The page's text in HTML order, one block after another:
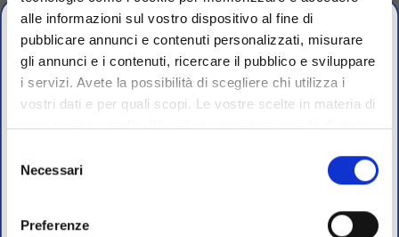
alle informazioni sul vostro dispositivo al fine di
pubblicare annunci e contenuti personalizzati, misurare
gli annunci e i contenuti, ricercare il pubblico e sviluppare
i servizi. Avete la possibilità di scegliere chi utilizza i
vostri dati e per quali scopi. Le vostre scelte in materia di
privacy sono applicabili solo su questa proprietà digitale
modificare o revocare il proprio consenso in qualsiasi
momento dalla Dichiarazione sui cookie o facendo clic
delNecessari
Preferenze
24 h vapore, vapore bassa T e
H2O2, viraggio porpora---
stearothermophilus
Accedi Per visualizzare
prezzi e schede tecniche
OFFERTE PROMO
Scopri le migliori offerte del momento su molti dei